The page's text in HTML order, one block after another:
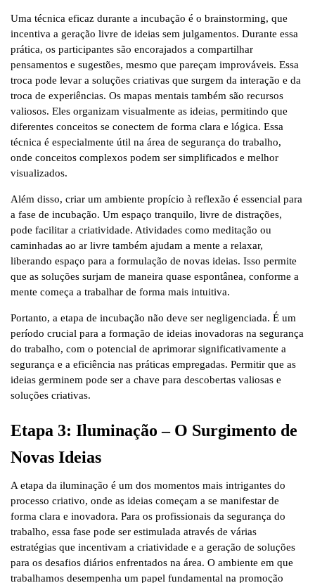
Uma técnica eficaz durante a incubação é o brainstorming, que
incentiva a geração livre de ideias sem julgamentos. Durante essa
prática, os participantes são encorajados a compartilhar
pensamentos e sugestões, mesmo que pareçam improváveis. Essa
troca pode levar a soluções criativas que surgem da interação e da
troca de experiências. Os mapas mentais também são recursos
valiosos. Eles organizam visualmente as ideias, permitindo que
diferentes conceitos se conectem de forma clara e lógica. Essa
técnica é especialmente útil na área de segurança do trabalho,
onde conceitos complexos podem ser simplificados e melhor
visualizados.
Além disso, criar um ambiente propício à reflexão é essencial para
a fase de incubação. Um espaço tranquilo, livre de distrações,
pode facilitar a criatividade. Atividades como meditação ou
caminhadas ao ar livre também ajudam a mente a relaxar,
liberando espaço para a formulação de novas ideias. Isso permite
que as soluções surjam de maneira quase espontânea, conforme a
mente começa a trabalhar de forma mais intuitiva.
Portanto, a etapa de incubação não deve ser negligenciada. É um
período crucial para a formação de ideias inovadoras na segurança
do trabalho, com o potencial de aprimorar significativamente a
segurança e a eficiência nas práticas empregadas. Permitir que as
ideias germinem pode ser a chave para descobertas valiosas e
soluções criativas.
Etapa 3: Iluminação – O Surgimento de
Novas Ideias
A etapa da iluminação é um dos momentos mais intrigantes do
processo criativo, onde as ideias começam a se manifestar de
forma clara e inovadora. Para os profissionais da segurança do
trabalho, essa fase pode ser estimulada através de várias
estratégias que incentivam a criatividade e a geração de soluções
para os desafios diários enfrentados na área. O ambiente em que
trabalhamos desempenha um papel fundamental na promoção